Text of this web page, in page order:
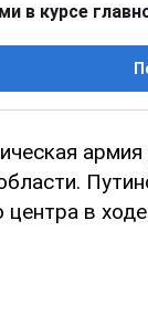
в курсе
центра в